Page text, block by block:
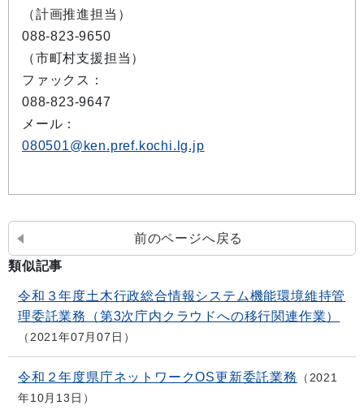
（計画推進担当）
088-823-9650
（市町村支援担当）
ファックス：
088-823-9647
メール：
080501@ken.pref.kochi.lg.jp
前のページへ戻る
類似記事
令和３年度土木行政総合情報システム機能環境維持管
理委託業務（第3次庁内クラウドへの移行関連作業）
2021年07月07日
令和２年度県庁ネットワークOS更新委託業務
2021
年10月13日